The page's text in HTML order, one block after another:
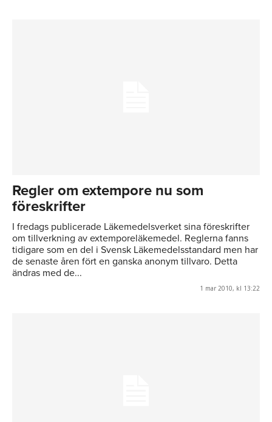
Regler om extempore nu som
föreskrifter
I fredags publicerade Läkemedelsverket sina föreskrifter
om tillverkning av extemporeläkemedel. Reglerna fanns
tidigare som en del i Svensk Läkemedelsstandard men har
de senaste åren fört en ganska anonym tillvaro. Detta
ändras med de...
1 mar 2010, kl 13:22